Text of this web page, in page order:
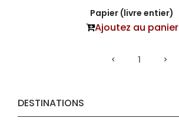
DESTINATIONS
Papier (livre entier)
Ajoutez au panier
1